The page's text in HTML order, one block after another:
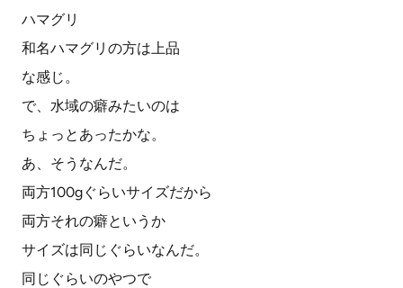
ハマグリ
和名ハマグリの方は上品
な感じ。
で、水域の癖みたいのは
ちょっとあったかな。
あ、そうなんだ。
両方100gぐらいサイズだから
両方それの癖というか
サイズは同じぐらいなんだ。
同じぐらいのやつで